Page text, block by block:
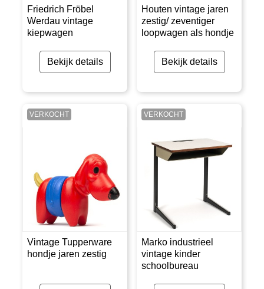
Friedrich Fröbel
Werdau vintage
kiepwagen
Bekijk details
Houten vintage jaren
zestig/ zeventiger
loopwagen als hondje
Bekijk details
VERKOCHT
Vintage Tupperware
hondje jaren zestig
VERKOCHT
Marko industrieel
vintage kinder
schoolbureau